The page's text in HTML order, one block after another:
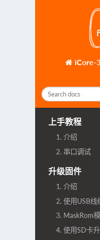
iCore-
上手教程
1. 介绍
2. 串口调试
升级固件
1. 介绍
2. 使用USB线
3. MaskRom
4. 使用SD卡